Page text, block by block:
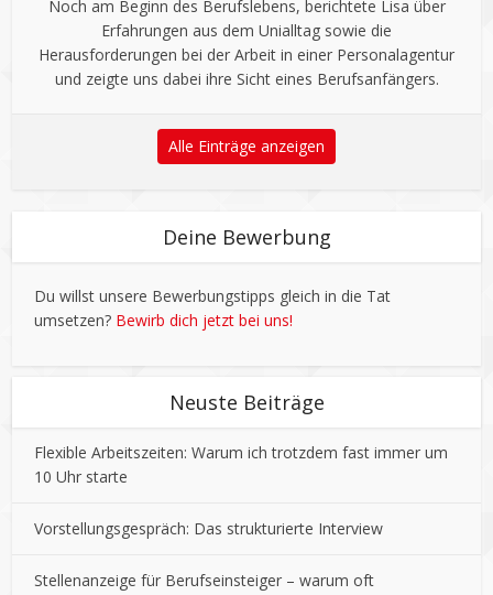
Noch am Beginn des Berufslebens, berichtete Lisa über
Erfahrungen aus dem Unialltag sowie die
Herausforderungen bei der Arbeit in einer Personalagentur
und zeigte uns dabei ihre Sicht eines Berufsanfängers.
Alle Einträge anzeigen
Deine Bewerbung
Du willst unsere Bewerbungstipps gleich in die Tat
umsetzen? Bewirb dich jetzt bei uns!
Neuste Beiträge
Flexible Arbeitszeiten: Warum ich trotzdem fast immer um
10 Uhr starte
Vorstellungsgespräch: Das strukturierte Interview
Stellenanzeige für Berufseinsteiger – warum oft